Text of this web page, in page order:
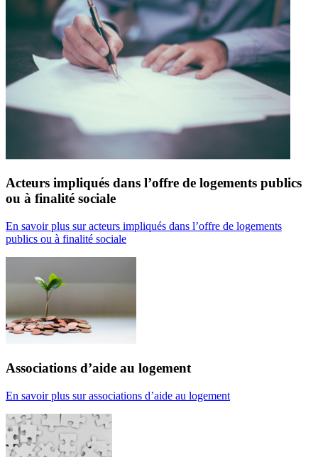
Acteurs impliqués dans l’offre de logements publics
ou à finalité sociale
En savoir plus sur acteurs impliqués dans l’offre de logements
publics ou à finalité sociale
Associations d’aide au logement
En savoir plus sur associations d’aide au logement